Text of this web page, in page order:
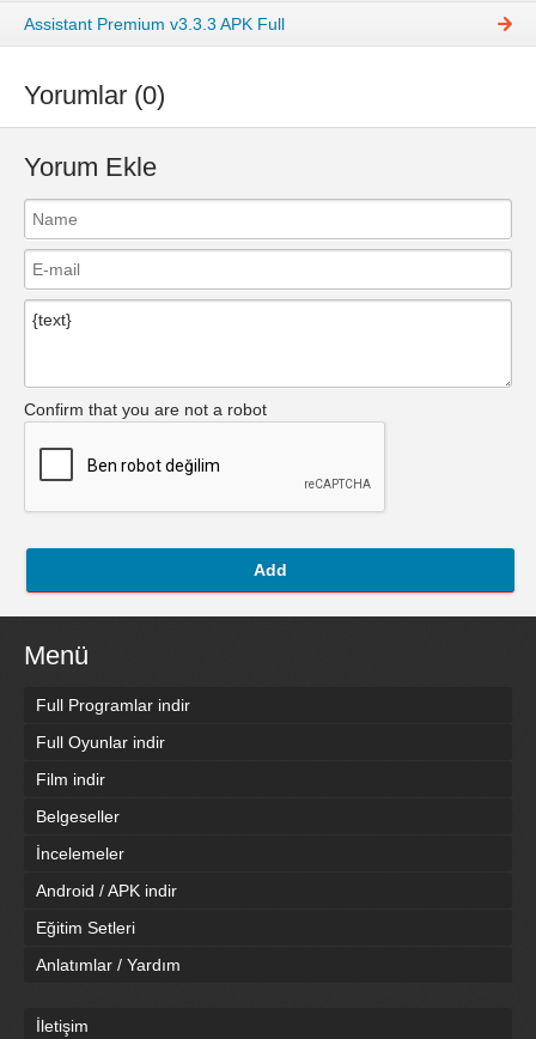
Assistant Premium v3.3.3 APK Full
Yorumlar (0)
Yorum Ekle
Confirm that you are not a robot
Add
Menü
Full Programlar indir
Full Oyunlar indir
Film indir
Belgeseller
İncelemeler
Android / APK indir
Eğitim Setleri
Anlatımlar / Yardım
İletişim